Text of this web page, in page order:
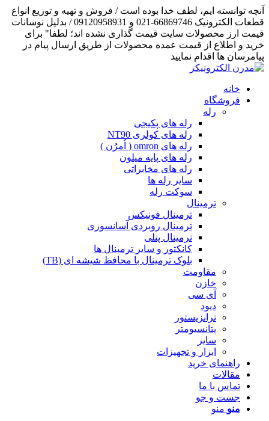
آنچه توانسته ایم، لطف خدا بوده است / فروش و تهیه و توزیع انواع
قطعات الکترونیک 66869746-021 و 09120958931 / بدلیل نوسانات
قیمت ارز محصولات سایت قیمت گذاری نشده اند؛ لطفا" برای
خرید و اطلاع از قیمت عمده محصولات از طریق ارسال پیام در
پیامرسان ها اقدام نمایید
خانه
فروشگاه
رله
رله های پکیجی
رله های کولری NT90
رله های omron ( اُمرُن )
رله های پایه میلون
رله های مخابراتی
سایر رله ها
سوکت رله
ترمینال
ترمینال فونیکس
ترمینال روبردی آسانسوری
ترمینال پنلی
کانکتور و سایر ترمینال ها
بلوک ترمینال با محافظ شیشه ای (TB)
مقاومت
خازن
آی سی
دیود
ترانزیستور
پتانسیومتر
سایر
ابزار و تجهیزات
راهنمای خرید
مقالات
تماس با ما
جست و جو
منو منو